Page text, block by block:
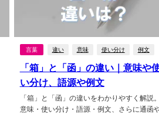
言葉 違い 意味 使い分け 例文
「箱」と「函」の違い｜意味や
い分け、語源や例文
「箱」と「函」の違いをわかりやすく解説。
意味・使い分け・語源・例文、さらに通函